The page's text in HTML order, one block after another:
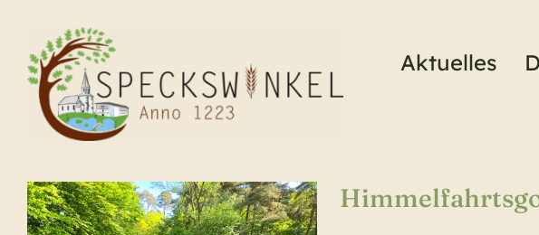
springen
Aktuelles